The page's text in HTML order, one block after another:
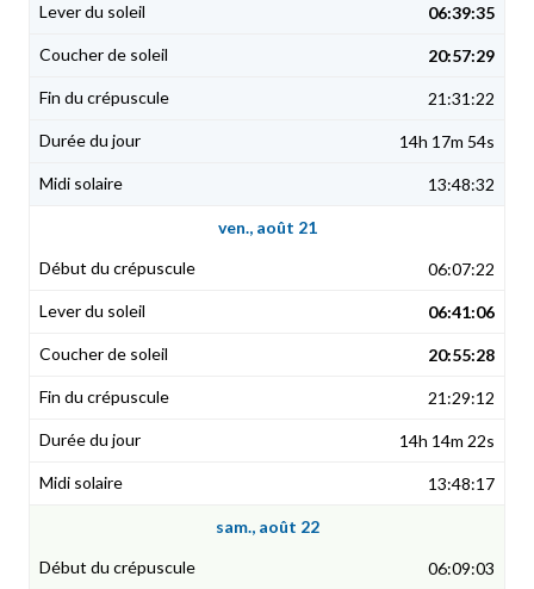
06:39:35
20:57:29
21:31:22
14h 17m 54s
13:48:32
ven., août 21
06:07:22
06:41:06
20:55:28
21:29:12
14h 14m 22s
13:48:17
sam., août 22
06:09:03